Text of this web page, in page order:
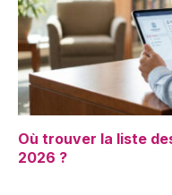
Où trouver la liste
2026 ?